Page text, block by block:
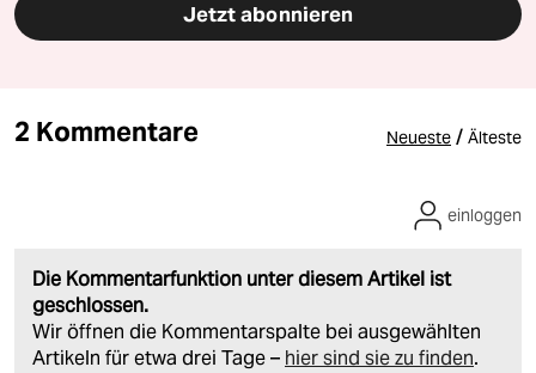
Jetzt abonnieren
2 Kommentare Neueste / Älteste
Die Kommentarfunktion unter diesem Artikel ist
geschlossen.
Wir öffnen die Kommentarspalte bei ausgewählten
Artikeln für etwa drei Tage – hier sind sie zu finden.
einloggen